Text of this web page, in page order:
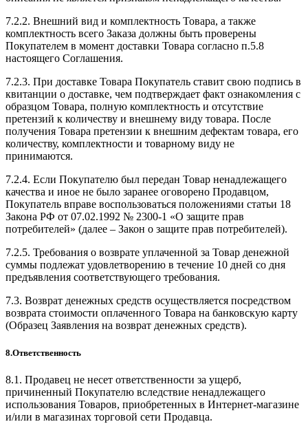
7.2.2. Внешний вид и комплектность Товара, а также
комплектность всего Заказа должны быть проверены
Покупателем в момент доставки Товара согласно п.5.8
настоящего Соглашения.
7.2.3. При доставке Товара Покупатель ставит свою подпись в
квитанции о доставке, чем подтверждает факт ознакомления с
образцом Товара, полную комплектность и отсутствие
претензий к количеству и внешнему виду товара. После
получения Товара претензии к внешним дефектам товара, его
количеству, комплектности и товарному виду не
принимаются.
7.2.4. Если Покупателю был передан Товар ненадлежащего
качества и иное не было заранее оговорено Продавцом,
Покупатель вправе воспользоваться положениями статьи 18
Закона РФ от 07.02.1992 № 2300-1 «О защите прав
потребителей» (далее – Закон о защите прав потребителей).
7.2.5. Требования о возврате уплаченной за Товар денежной
суммы подлежат удовлетворению в течение 10 дней со дня
предъявления соответствующего требования.
7.3. Возврат денежных средств осуществляется посредством
возврата стоимости оплаченного Товара на банковскую карту
(Образец Заявления на возврат денежных средств).
8.Ответственность
8.1. Продавец не несет ответственности за ущерб,
причиненный Покупателю вследствие ненадлежащего
использования Товаров, приобретенных в Интернет-магазине
и/или в магазинах торговой сети Продавца.